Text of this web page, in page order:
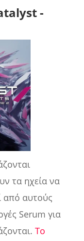
-
τα ηχεία να
από αυτούς
Serum για
Το